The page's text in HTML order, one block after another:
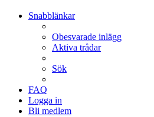
Snabblänkar
Obesvarade inlägg
Aktiva trådar
Sök
FAQ
Logga in
Bli medlem